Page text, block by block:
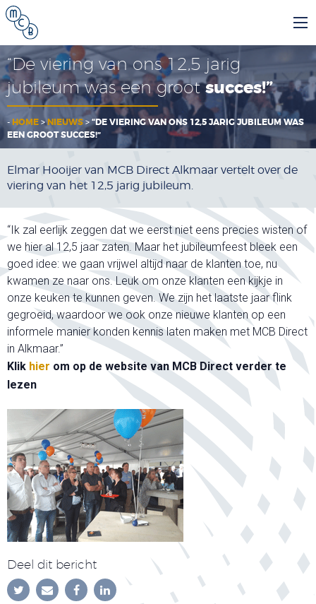
“De viering van ons 12,5 jarig
jubileum was een grootsucces!”
- HOME >NIEUWS > “DE VIERING VAN ONS 12,5 JARIG JUBILEUM WAS
EEN GROOT SUCCES!”
Elmar Hooijer van MCB Direct Alkmaar vertelt over de
viering van het 12,5 jarig jubileum.
“Ik zal eerlijk zeggen dat we eerst niet eens precies wisten of
we hier al 12,5 jaar zaten. Maar het jubileumfeest bleek een
goed idee: we gaan vrijwel altijd naar de klanten toe, nu
kwamen ze naar ons. Leuk om onze klanten een kijkje in
onze keuken te kunnen geven. We zijn het laatste jaar flink
gegroeid, waardoor we ook onze nieuwe klanten op een
informele manier konden kennis laten maken met MCB Direct
in Alkmaar.”
Klik hier om op de website van MCB Direct verder te
lezen
Deel dit bericht